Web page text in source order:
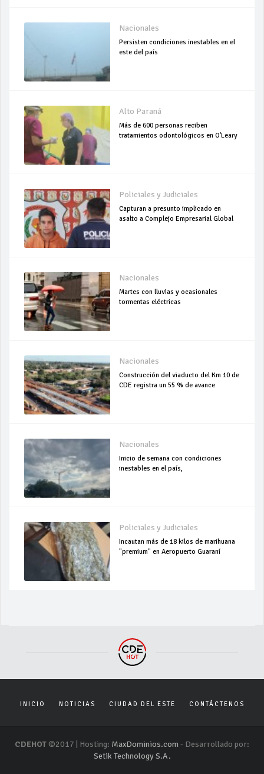
Nacionales
Persisten condiciones inestables en el
este del país
Alto Paraná
Más de 600 personas reciben
tratamientos odontológicos en O'Leary
Policiales y Judiciales
Capturan a presunto implicado en
asalto a Complejo Empresarial Global
Nacionales
Martes con lluvias y ocasionales
tormentas eléctricas
Nacionales
Construcción del viaducto del Km 10 de
CDE registra un 55 % de avance
Nacionales
Inicio de semana con condiciones
inestables en el país,
Policiales y Judiciales
Incautan más de 18 kilos de marihuana
"premium" en Aeropuerto Guaraní
INICIO NOTICIAS CIUDAD DEL ESTE CONTÁCTENOS
CDEHOT ©2017 | Hosting: MaxDominios.com- Desarrollado por:
Setik Technology S.A.